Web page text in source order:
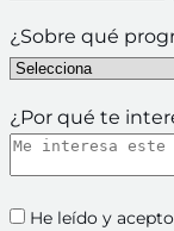
¿Sobre qué
¿Por qué te
He leído y